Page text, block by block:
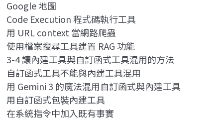
Google 地圖
Code Execution 程式碼執行工具
用 URL context 當網路爬蟲
使用檔案搜尋工具建置 RAG 功能
3-4 讓內建工具與自訂函式工具混用的方法
自訂函式工具不能與內建工具混用
用 Gemini 3 的魔法混用自訂函式與內建工具
用自訂函式包裝內建工具
在系統指令中加入既有事實